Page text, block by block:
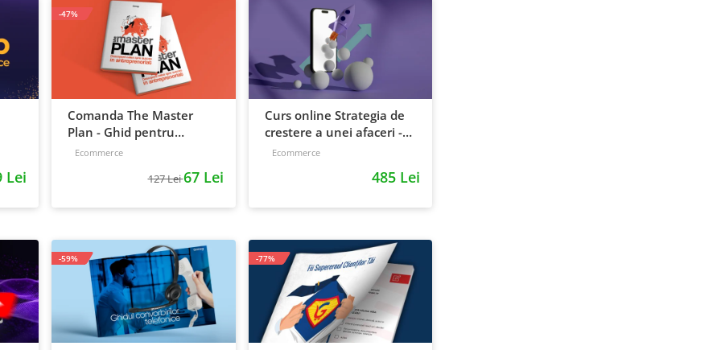
Lei
Comanda The Master
Plan - Ghid pentru
antreprenori, 138 pagini
Ecommerce
127 Lei67 Lei
-47%
Curs online Strategia de
crestere a unei afaceri -
de la idee, la retentie si
Ecommerce
485 Lei
-59% -77%